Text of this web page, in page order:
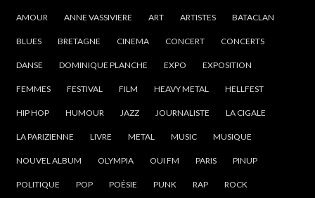
AMOUR ANNE VASSIVIERE ART ARTISTES BATACLAN
BLUES BRETAGNE CINEMA CONCERT CONCERTS
DANSE DOMINIQUE PLANCHE EXPO EXPOSITION
FEMMES FESTIVAL FILM HEAVY METAL HELLFEST
HIP HOP HUMOUR JAZZ JOURNALISTE LA CIGALE
LA PARIZIENNE LIVRE METAL MUSIC MUSIQUE
NOUVEL ALBUM OLYMPIA OUI FM PARIS PINUP
POLITIQUE POP POÉSIE PUNK RAP ROCK